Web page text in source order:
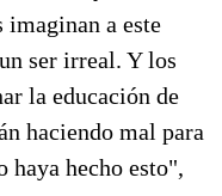
imaginan a este
ser irreal. Y los
la educación de
haciendo mal para
haya hecho esto",